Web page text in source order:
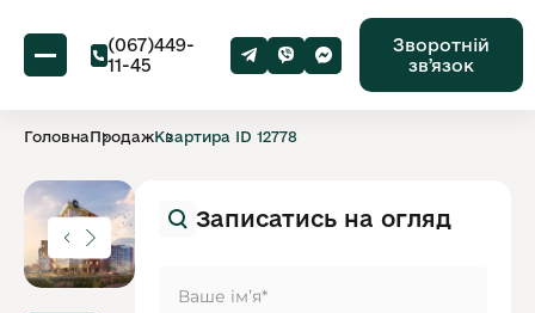
(067)449-
11-45
Зворотній
звʼязок
ГоловнаПродажКвартира ID 12778
Записатись на огляд